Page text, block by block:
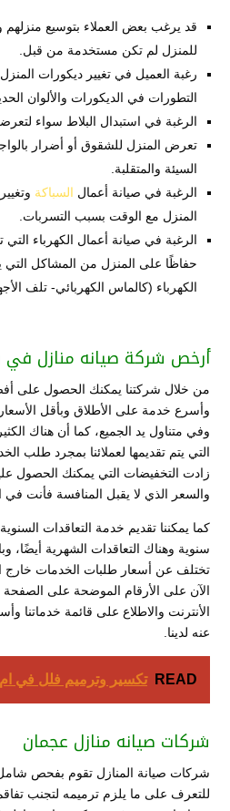
قد يرغب بعض العملاء بتوسيع
للمنزل لم تكن مستخدمة من قبل.
رغبة العميل في تغيير ديكورات
التطورات في الديكورات والألوان
الرغبة في استبدال البلاط سواء
تعرض المنزل للشقوق أو أضرار
السيئة والمتقلبة.
الرغبة في صيانة أعمال السباكة
المنزل مع الوقت بسبب التسربات.
الرغبة في صيانة أعمال الكهرباء
حفاظًا على المنزل من المشاكل
الكهرباء (كالماس الكهربائي- تلف
أرخص شركة صيانه منازل في
من خلال شركتنا يمكنك الحصول على
وأسرع خدمة على الأطلاق وبأقل
وفي متناول يد الجميع، كما أن هناك
التي يتم تقديمها لعملائنا بمجرد طلب
زادت التخفيضات التي يمكنك الحصول
والسعر الذي لا يقبل المنافسة فأنت في
كما يمكننا تقديم خدمة التعاقدات
سنوية وهناك التعاقدات الشهرية أيضًا،
تختلف عن أسعار طلبات الخدمات خارج
الآن على الأرقام الموضحة على
الأنترنت والاطلاع على قائمة خدماتنا
عنه لدينا.
READ تكسير وترميم فلل في ام
شركات صيانه منازل عجمان
شركات صيانة المنازل تقوم بفحص
للتعرف على ما يلزم ترميمه لتجنب